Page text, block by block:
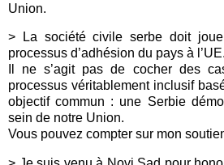
Union.
> La société civile serbe doit
processus d’adhésion du pays à l’UE.
Il ne s’agit pas de cocher des
processus véritablement inclusif
objectif commun : une Serbie
sein de notre Union.
Vous pouvez compter sur mon